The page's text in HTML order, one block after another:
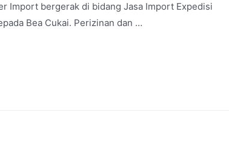
Import bergerak di bidang Jasa Import Expedisi
Bea Cukai. Perizinan dan …